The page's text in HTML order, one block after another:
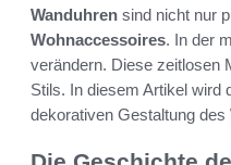
Wanduhren sind nicht nur
Wohnaccessoires. In der
verändern. Diese zeitlosen
Stils. In diesem Artikel wird
dekorativen Gestaltung